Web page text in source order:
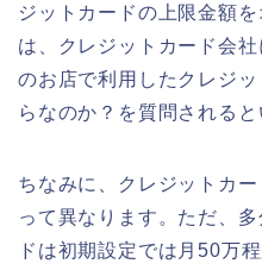
ジットカードの上限金額
は、クレジットカード会
のお店で利用したクレジ
らなのか？を質問される
ちなみに、クレジットカ
って異なります。ただ、
ドは初期設定では月50万